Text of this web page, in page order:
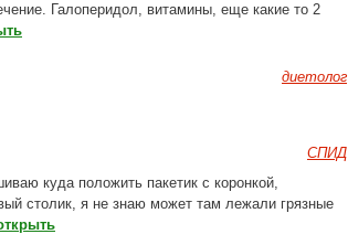
Галоперидол, витамины, еще какие то 2
диетолог
СПИД
куда положить пакетик с коронкой,
столик, я не знаю может там лежали грязные